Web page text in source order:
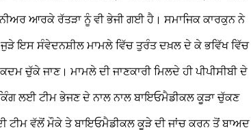
ਆਰਕੇ ਰੱਤੜਾ ਨੂੰ ਵੀ ਭੇਜੀ ਗਈ ਹੈ। ਸਮਾਜਿਕ ਕਾਰਕੁਨ ਨੇ
ਜੁੜੇ ਇਸ ਸੰਵੇਦਨਸ਼ੀਲ ਮਾਮਲੇ ਵਿੱਚ ਤੁਰੰਤ ਦਖ਼ਲ ਦੇ ਕੇ ਭਵਿੱਖ ਵਿੱਚ
ਚੁੱਕੇ ਜਾਣ। ਮਾਮਲੇ ਦੀ ਜਾਣਕਾਰੀ ਮਿਲਦੇ ਹੀ ਪੀਪੀਸੀਬੀ ਦੇ
ਲਈ ਟੀਮ ਭੇਜਣ ਦੇ ਨਾਲ ਨਾਲ ਬਾਇਓਮੈਡੀਕਲ ਕੂੜਾ ਚੁੱਕਣ
ਟੀਮ ਵੱਲੋਂ ਮੌਕੇ ਤੇ ਬਾਇਓਮੈਡੀਕਲ ਕੂੜੇ ਦੀ ਜਾਂਚ ਕਰਨ ਤੋਂ ਬਾਅਦ